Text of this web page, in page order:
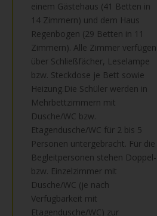
einem Gästehaus (41 Betten in
14 Zimmern) und dem Haus
Regenbogen (29 Betten in 11
Zimmern). Alle Zimmer verfügen
über Schließfächer, Leselampe
bzw. Steckdose je Bett sowie
Heizung.Die Schüler werden in
Mehrbettzimmern mit
Dusche/WC bzw.
Etagendusche/WC für 2 bis 5
Personen untergebracht. Für die
Begleitpersonen stehen Doppel-
bzw. Einzelzimmer mit
Dusche/WC (je nach
Verfügbarkeit mit
Etagendusche/WC) zur